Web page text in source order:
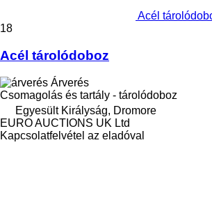
Acél
18
Acél tárolódoboz
Árverés
Csomagolás és tartály - tárolódoboz
Egyesült Királyság, Dromore
EURO AUCTIONS UK Ltd
Kapcsolatfelvétel az eladóval